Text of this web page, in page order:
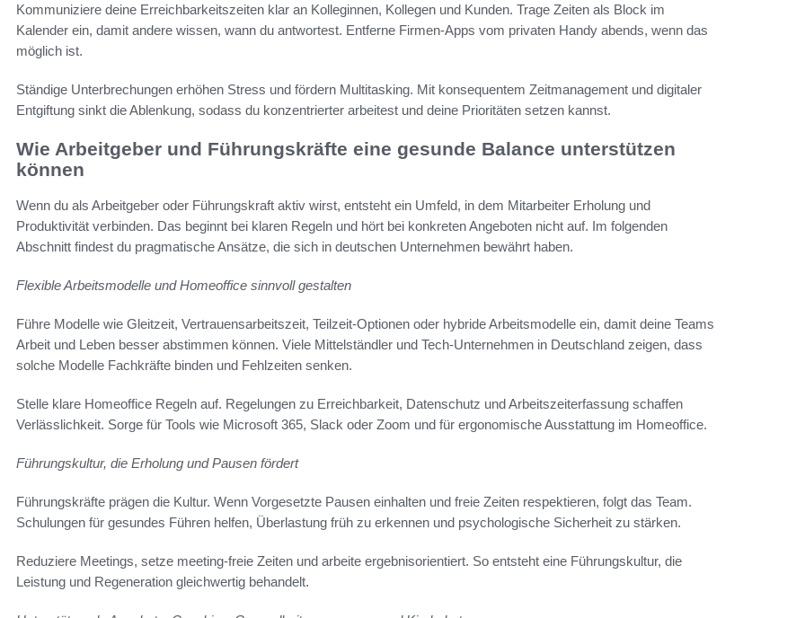
Kommuniziere deine Erreichbarkeitszeiten klar an Kolleginnen, Kollegen und Kunden. Trage Zeiten als Block im
Kalender ein, damit andere wissen, wann du antwortest. Entferne Firmen-Apps vom privaten Handy abends, wenn das
möglich ist.
Ständige Unterbrechungen erhöhen Stress und fördern Multitasking. Mit konsequentem Zeitmanagement und digitaler
Entgiftung sinkt die Ablenkung, sodass du konzentrierter arbeitest und deine Prioritäten setzen kannst.
Wie Arbeitgeber und Führungskräfte eine gesunde Balance unterstützen
können
Wenn du als Arbeitgeber oder Führungskraft aktiv wirst, entsteht ein Umfeld, in dem Mitarbeiter Erholung und
Produktivität verbinden. Das beginnt bei klaren Regeln und hört bei konkreten Angeboten nicht auf. Im folgenden
Abschnitt findest du pragmatische Ansätze, die sich in deutschen Unternehmen bewährt haben.
Flexible Arbeitsmodelle und Homeoffice sinnvoll gestalten
Führe Modelle wie Gleitzeit, Vertrauensarbeitszeit, Teilzeit-Optionen oder hybride Arbeitsmodelle ein, damit deine Teams
Arbeit und Leben besser abstimmen können. Viele Mittelständler und Tech-Unternehmen in Deutschland zeigen, dass
solche Modelle Fachkräfte binden und Fehlzeiten senken.
Stelle klare Homeoffice Regeln auf. Regelungen zu Erreichbarkeit, Datenschutz und Arbeitszeiterfassung schaffen
Verlässlichkeit. Sorge für Tools wie Microsoft 365, Slack oder Zoom und für ergonomische Ausstattung im Homeoffice.
Führungskultur, die Erholung und Pausen fördert
Führungskräfte prägen die Kultur. Wenn Vorgesetzte Pausen einhalten und freie Zeiten respektieren, folgt das Team.
Schulungen für gesundes Führen helfen, Überlastung früh zu erkennen und psychologische Sicherheit zu stärken.
Reduziere Meetings, setze meeting-freie Zeiten und arbeite ergebnisorientiert. So entsteht eine Führungskultur, die
Leistung und Regeneration gleichwertig behandelt.